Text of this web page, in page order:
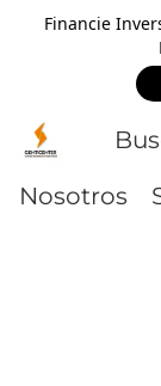
Financie
Nosotros